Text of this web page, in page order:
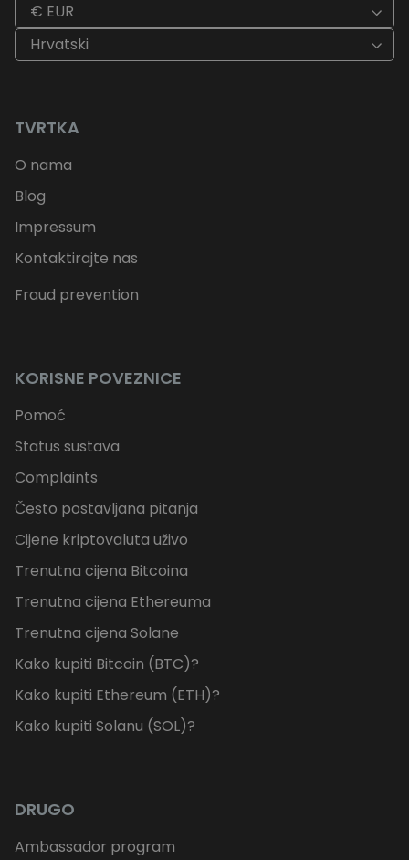
€ EUR
Hrvatski
TVRTKA
O nama
Blog
Impressum
Kontaktirajte nas
Fraud prevention
KORISNE POVEZNICE
Pomoć
Status sustava
Complaints
Često postavljana pitanja
Cijene kriptovaluta uživo
Trenutna cijena Bitcoina
Trenutna cijena Ethereuma
Trenutna cijena Solane
Kako kupiti Bitcoin (BTC)?
Kako kupiti Ethereum (ETH)?
Kako kupiti Solanu (SOL)?
DRUGO
Ambassador program